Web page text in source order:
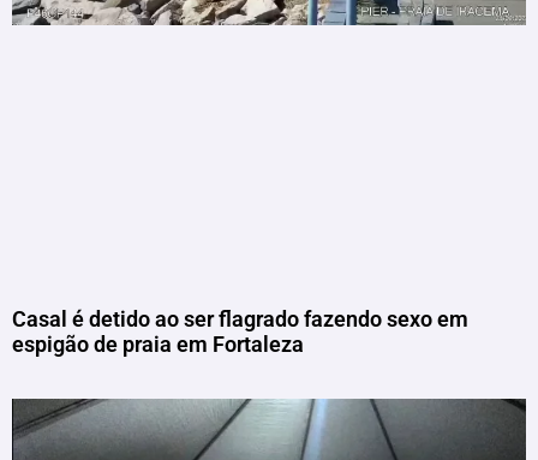
Casal é detido ao ser flagrado fazendo sexo em
espigão de praia em Fortaleza